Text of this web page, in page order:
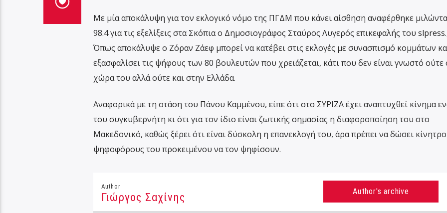
Με μία αποκάλυψη για τον εκλογικό νόμο της ΠΓΔΜ που κάνει αίσθηση αναφέρθηκε
98.4 για τις εξελίξεις στα Σκόπια ο Δημοσιογράφος Σταύρος Λυγερός επικεφαλής του
Όπως αποκάλυψε ο Ζόραν Ζάεφ μπορεί να κατέβει στις εκλογές με συνασπισμό κομμάτων
εξασφαλίσει τις ψήφους των 80 βουλευτών που χρειάζεται, κάτι που δεν είναι γνωστό ούτε
χώρα του αλλά ούτε και στην Ελλάδα.
Αναφορικά με τη στάση του Πάνου Καμμένου, είπε ότι στο ΣΥΡΙΖΑ έχει αναπτυχθεί κίνημα
του συγκυβερνήτη κι ότι για τον ίδιο είναι ζωτικής σημασίας η διαφοροποίηση του στο
Μακεδονικό, καθώς ξέρει ότι είναι δύσκολη η επανεκλογή του, άρα πρέπει να δώσει
ψηφοφόρους του προκειμένου να τον ψηφίσουν.
Author
Γιώργος Σαχίνης Author's archive